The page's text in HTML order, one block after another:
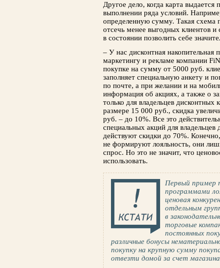
Другое дело, когда карта
выполнении ряда условий.
определенную сумму. Такая схема
отсечь менее выгодных клиентов и
в состоянии позволить себе
– У нас дисконтная накопительная
маркетингу и рекламе компании
покупке на сумму от 5000 руб.
заполняет специальную анкету и
по почте, а при желании и на
информация об акциях, а также о
только для владельцев
размере 15 000 руб., скидка
руб. – до 10%. Все это
специальных акций для
действуют скидки до 70%.
не формируют лояльность, они
спрос. Но это не значит, что
использовать.
Первый пример
программами
ценовая
отдельным
в
торговые
постоянных
различные бонусы
покупку на крупную сумму
отвезти домой за счет